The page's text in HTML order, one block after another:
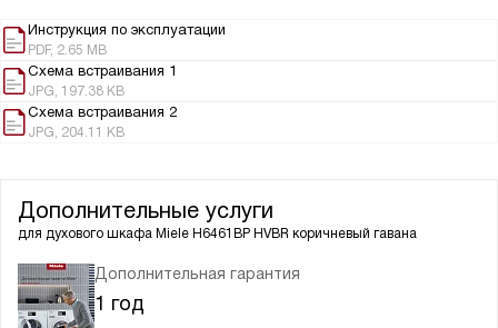
Инструкция по эксплуатации
PDF, 2.65 MB
Схема встраивания 1
JPG, 197.38 KB
Схема встраивания 2
JPG, 204.11 KB
Дополнительные услуги
для духового шкафа Miele H6461BP HVBR коричневый гавана
Дополнительная гарантия
1 год